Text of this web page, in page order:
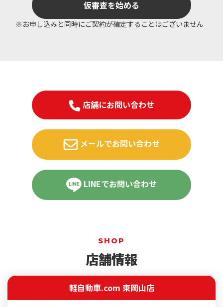
仮審査を始める
※お申し込みと同時にご契約が確定することはございません
店舗にお問い合わせ
メールでお問い合わせ
LINEでお問い合わせ
SHOP
店舗情報
軽自動車.com 東岡山店